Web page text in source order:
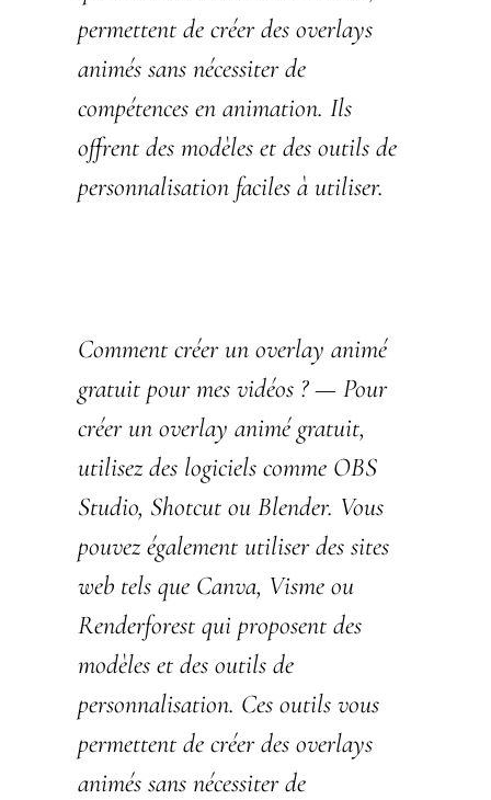
permettent de créer des overlays
animés sans nécessiter de
compétences en animation. Ils
offrent des modèles et des outils de
personnalisation faciles à utiliser.
Comment créer un overlay animé
gratuit pour mes vidéos ?— Pour
créer un overlay animé gratuit,
utilisez des logiciels comme OBS
Studio, Shotcut ou Blender. Vous
pouvez également utiliser des sites
web tels que Canva, Visme ou
Renderforest qui proposent des
modèles et des outils de
personnalisation. Ces outils vous
permettent de créer des overlays
animés sans nécessiter de